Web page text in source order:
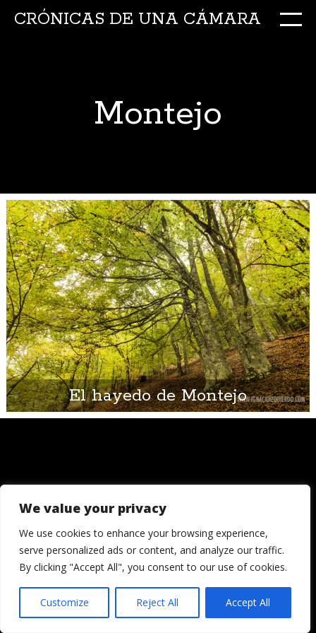
We value your privacy
We use cookies to enhance your browsing experience,
serve personalized ads or content, and analyze our traffic.
By clicking "Accept All", you consent to our use of cookies.
Customize Reject All Accept All
CRÓNICAS DE UNA CÁMARA
Montejo
El hayedo de Montejo
© 2006 - 2026
dicen que llegada una edad es hora de asentar la
cabeza. Decepcionémosles.
Crónicas de una cámara es un blog de Ignacio